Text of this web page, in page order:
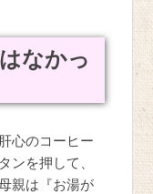
なかっ
心のコーヒー
ンを押して、
親は『お湯が